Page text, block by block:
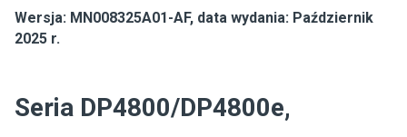
Wersja: MN008325A01-AF, data wydania: Październik
2025 r.
Seria DP4800/DP4800e,